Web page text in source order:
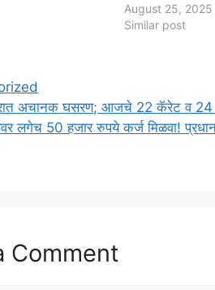
August 25, 2025
Similar post
दरात अचानक घसरण; आजचे 22 कॅरेट व
लगेच 50 हजार रुपये कर्ज मिळवा!
Comment